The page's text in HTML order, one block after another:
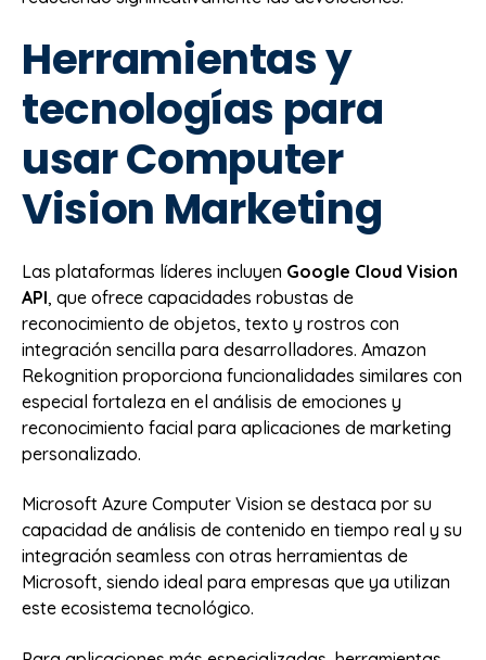
Herramientas y
tecnologías para
usar Computer
Vision Marketing
Las plataformas líderes incluyen Google Cloud Vision
API, que ofrece capacidades robustas de
reconocimiento de objetos, texto y rostros con
integración sencilla para desarrolladores. Amazon
Rekognition proporciona funcionalidades similares con
especial fortaleza en el análisis de emociones y
reconocimiento facial para aplicaciones de marketing
personalizado.
Microsoft Azure Computer Vision se destaca por su
capacidad de análisis de contenido en tiempo real y su
integración seamless con otras herramientas de
Microsoft, siendo ideal para empresas que ya utilizan
este ecosistema tecnológico.